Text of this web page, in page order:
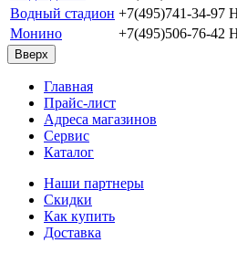
Водный стадион +7(495)741-34-97
Монино
+7(495)506-76-42
Вверх
Главная
Прайс-лист
Адреса магазинов
Сервис
Каталог
Наши партнеры
Скидки
Как купить
Доставка